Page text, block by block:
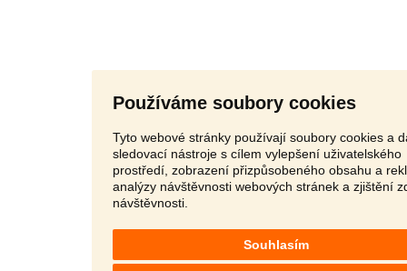
Používáme soubory cookies
Tyto webové stránky používají soubory cookies a
sledovací nástroje s cílem vylepšení uživatelského
prostředí, zobrazení přizpůsobeného obsahu a
analýzy návštěvnosti webových stránek a zjištění
návštěvnosti.
Souhlasím